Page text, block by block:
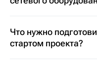
Что нужно
стартом проекта?